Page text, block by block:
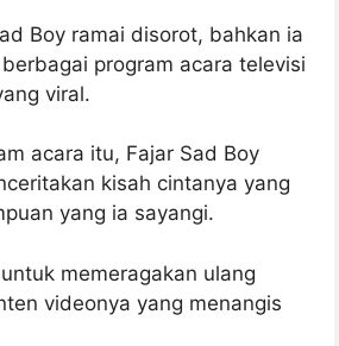
Boy ramai disorot, bahkan ia
program acara televisi
viral.
acara itu, Fajar Sad Boy
kisah cintanya yang
yang ia sayangi.
memeragakan ulang
videonya yang menangis